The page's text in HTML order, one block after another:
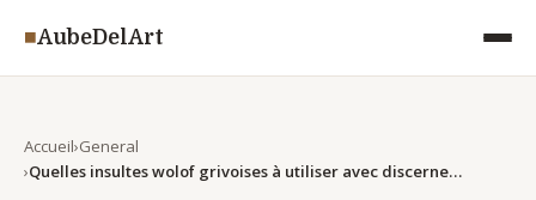
◾AubeDelArt
Accueil General
Quelles insultes wolof grivoises à utiliser avec discernement ?